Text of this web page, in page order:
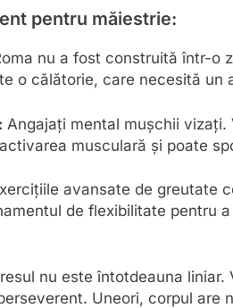
pentru măiestrie:
nu a fost construită într-o
o călătorie, care necesită un
Angajați mental mușchii
musculară și poate
avansate de greutate
de flexibilitate pentru
nu este întotdeauna
Uneori, corpul are